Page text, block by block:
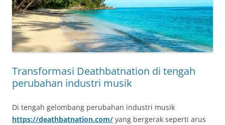
Transformasi Deathbatnation di tengah
perubahan industri musik
Di tengah gelombang perubahan industri musik
https://deathbatnation.com/ yang bergerak seperti arus